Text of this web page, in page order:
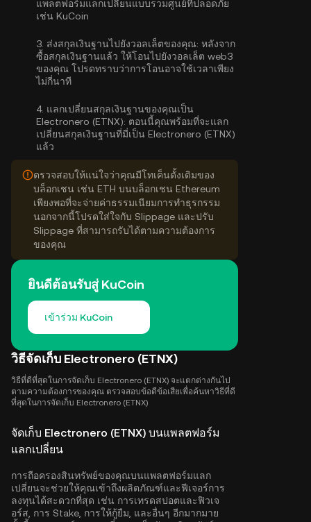
แพลตฟอร์มแลกเปลี่ยนแบบรวมศูนย์ที่ปลอดภัย
เช่น KuCoin
3. ส่งสกุลเงินฐานไปยังวอลเล็ตของคุณ: หลังจาก
ซื้อสกุลเงินฐานแล้ว ให้โอนไปยังวอลเล็ต web3
ของคุณ โปรดทราบว่าการโอนอาจใช้เวลาเพียง
ไม่กี่นาที
4. แลกเปลี่ยนสกุลเงินฐานของคุณเป็น
Electronero (ETNX): ตอนนี้คุณพร้อมที่จะแลก
เปลี่ยนสกุลเงินฐานที่มี่เป็น Electronero (ETNX)
แล้ว
ตรวจสอบให้แน่ใจว่าคุณมีโทเค็นดั้งเดิมของ
บล็อกเชน เช่น ETH บนบล็อกเชน Ethereum
เพียงพอที่จะจ่ายค่าธรรมเนียมการทำธุรกรรม
นอกจากนี้โปรดใส่ใจกับ Slippage และปรับ
Slippage ที่สามารถรับได้ตามความต้องการ
ของคุณ
ยินดีต้อนรับสู่ KuCoin
เข้าร่วม KuCoin
วิธีจัดเก็บ Electronero (ETNX)
วิธีที่ดีที่สุดในการจัดเก็บ Electronero (ETNX) จะแตกต่างกันไป
ตามความต้องการของคุณ ตรวจสอบข้อดีข้อเสียเพื่อค้นหาวิธีที่ดี
ที่สุดในการจัดเก็บ Electronero (ETNX)
จัดเก็บ Electronero (ETNX) บนแพลตฟอร์ม
แลกเปลี่ยน
การถือครองสินทรัพย์ของคุณบนแพลตฟอร์มแลก
เปลี่ยนจะช่วยให้คุณเข้าถึงผลิตภัณฑ์และฟีเจอร์การ
ลงทุนได้สะดวกที่สุด เช่น การเทรดสปอตและฟิวเจ
อร์ส, การ Stake, การให้กู้ยืม, และอื่นๆ อีกมากมาย